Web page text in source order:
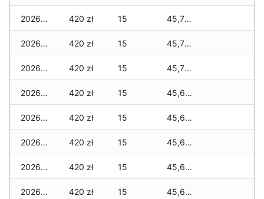
2026-07-06 420 zł 15 45,730 zł
2026-07-05 420 zł 15 45,730 zł
2026-07-04 420 zł 15 45,730 zł
2026-07-03 420 zł 15 45,640 zł
2026-07-02 420 zł 15 45,640 zł
2026-07-01 420 zł 15 45,620 zł
2026-06-30 420 zł 15 45,620 zł
2026-06-28 420 zł 15 45,615 zł